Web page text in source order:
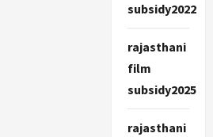
subsidy2022
rajasthani
film
subsidy2025
rajasthani